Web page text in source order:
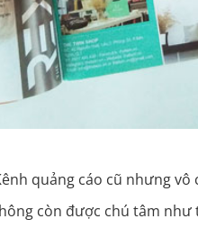
quảng cáo cũ nhưng
còn được chú tâm